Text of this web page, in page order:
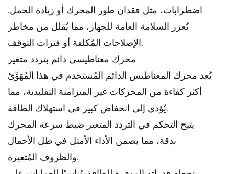
اضطرابات، مثل فقدان طور المحرك أو زيادة الحمل.
يُعزز السلامة العامة للجهاز، مما يُقلل من مخاطر
الإصلاحات المُكلفة أو فترات التوقف.
محرك مغناطيسي دائم بتردد متغير
يُعد محرك المغناطيس الدائم المُستخدم في هذا المُهَوِّئ
أكثر كفاءة من المحركات غير المتزامنة التقليدية، مما
يُؤدي إلى انخفاض كبير في استهلاك الطاقة.
يتيح التحكم في التردد المتغير ضبط سرعة المحرك
بدقة، مما يضمن الأداء الأمثل في ظل الأحمال
والظروف المُتغيرة.